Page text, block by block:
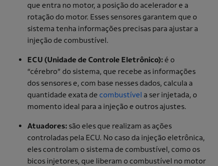
que entra no motor, a posição do acelerador e a
rotação do motor. Esses sensores garantem que o
sistema tenha informações precisas para ajustar a
injeção de combustível.
ECU (Unidade de Controle Eletrônico):é o
“cérebro” do sistema, que recebe as informações
dos sensores e, com base nesses dados, calcula a
quantidade exata de combustível a ser injetada, o
momento ideal para a injeção e outros ajustes.
Atuadores: são eles que realizam as ações
controladas pela ECU. No caso da injeção eletrônica,
eles controlam o sistema de combustível, como os
bicos injetores, que liberam o combustível no motor